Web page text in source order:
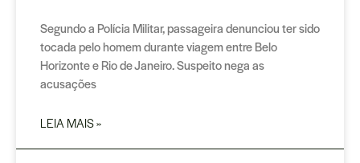
Segundo a Polícia Militar, passageira denunciou ter sido
tocada pelo homem durante viagem entre Belo
Horizonte e Rio de Janeiro. Suspeito nega as
acusações
LEIA MAIS »